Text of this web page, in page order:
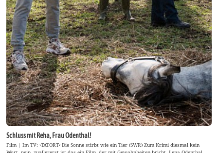
Schluss mit Reha, Frau Odenthal!
Film | Im TV: ›TATORT‹ Die Sonne stirbt wie ein Tier (SWR) Zum Krimi diesmal kein